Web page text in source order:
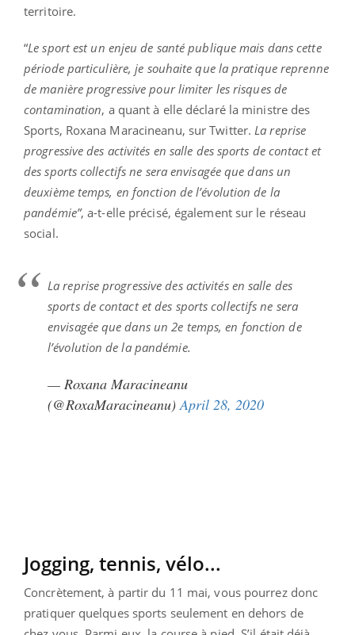
territoire.
“Le sport est un enjeu de santé publique mais dans cette
période particulière, je souhaite que la pratique reprenne
de manière progressive pour limiter les risques de
contamination, a quant à elle déclaré la ministre des
Sports, Roxana Maracineanu, sur Twitter.La reprise
progressive des activités en salle des sports de contact et
des sports collectifs ne sera envisagée que dans un
deuxième temps, en fonction de l’évolution de la
pandémie”, a-t-elle précisé, également sur le réseau
social.
La reprise progressive des activités en salle des
sports de contact et des sports collectifs ne sera
envisagée que dans un 2e temps, en fonction de
l’évolution de la pandémie.
— Roxana Maracineanu
(@RoxaMaracineanu)April 28, 2020
Jogging, tennis, vélo...
Concrètement, à partir du 11 mai, vous pourrez donc
pratiquer quelques sports seulement en dehors de